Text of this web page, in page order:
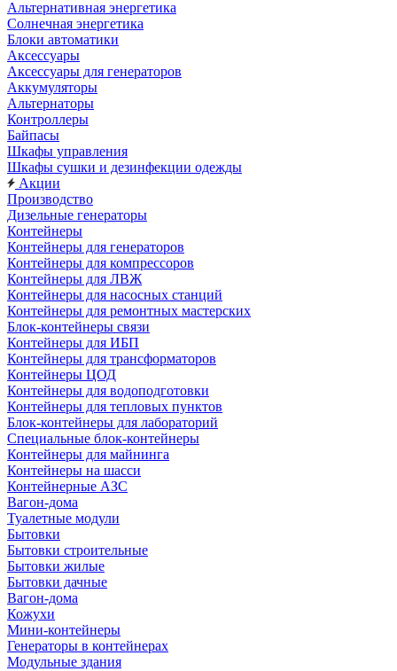
Альтернативная энергетика
Солнечная энергетика
Блоки автоматики
Аксессуары
Аксессуары для генераторов
Аккумуляторы
Альтернаторы
Контроллеры
Байпасы
Шкафы управления
Шкафы сушки и дезинфекции одежды
Акции
Производство
Дизельные генераторы
Контейнеры
Контейнеры для генераторов
Контейнеры для компрессоров
Контейнеры для ЛВЖ
Контейнеры для насосных станций
Контейнеры для ремонтных мастерских
Блок-контейнеры связи
Контейнеры для ИБП
Контейнеры для трансформаторов
Контейнеры ЦОД
Контейнеры для водоподготовки
Контейнеры для тепловых пунктов
Блок-контейнеры для лабораторий
Специальные блок-контейнеры
Контейнеры для майнинга
Контейнеры на шасси
Контейнерные АЗС
Вагон-дома
Туалетные модули
Бытовки
Бытовки строительные
Бытовки жилые
Бытовки дачные
Вагон-дома
Кожухи
Мини-контейнеры
Генераторы в контейнерах
Модульные здания